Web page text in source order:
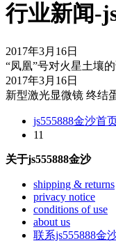
行业新闻-
2017年3月16日
“凤凰”号对火星土壤
2017年3月16日
新型激光显微镜 终结
js555888金沙首
11
关于js555888金沙
shipping & returns
privacy notice
conditions of use
about us
联系js555888金